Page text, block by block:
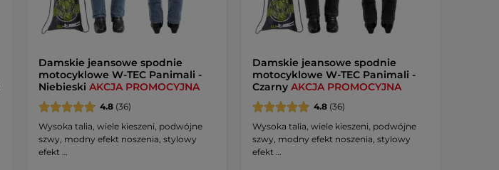
Damskie jeansowe spodnie
motocyklowe W-TEC Panimali -
Niebieski AKCJA PROMOCYJNA
4.8(36)
Wysoka talia, wiele kieszeni, podwójne
szwy, modny efekt noszenia, stylowy
efekt …
Damskie jeansowe spodnie
motocyklowe W-TEC Panimali -
Czarny AKCJA PROMOCYJNA
4.8(36)
Wysoka talia, wiele kieszeni, podwójne
szwy, modny efekt noszenia, stylowy
efekt …